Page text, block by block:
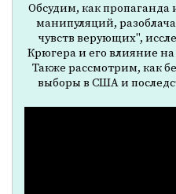
Обсудим, как пропаганда
манипуляций,
чувств верующих",
Крюгера и его влияние
Также рассмотрим, как
выборы в США и